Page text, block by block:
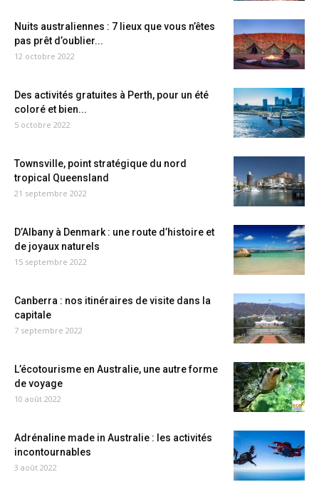
Nuits australiennes : 7 lieux que vous n’êtes
pas prêt d’oublier...
12 octobre 2022
Des activités gratuites à Perth, pour un été
coloré et bien...
5 octobre 2022
Townsville, point stratégique du nord
tropical Queensland
21 septembre 2022
D’Albany à Denmark : une route d’histoire et
de joyaux naturels
15 septembre 2022
Canberra : nos itinéraires de visite dans la
capitale
7 septembre 2022
L’écotourisme en Australie, une autre forme
de voyage
10 août 2022
Adrénaline made in Australie : les activités
incontournables
3 août 2022